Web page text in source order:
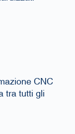
CNC
tra tutti gli